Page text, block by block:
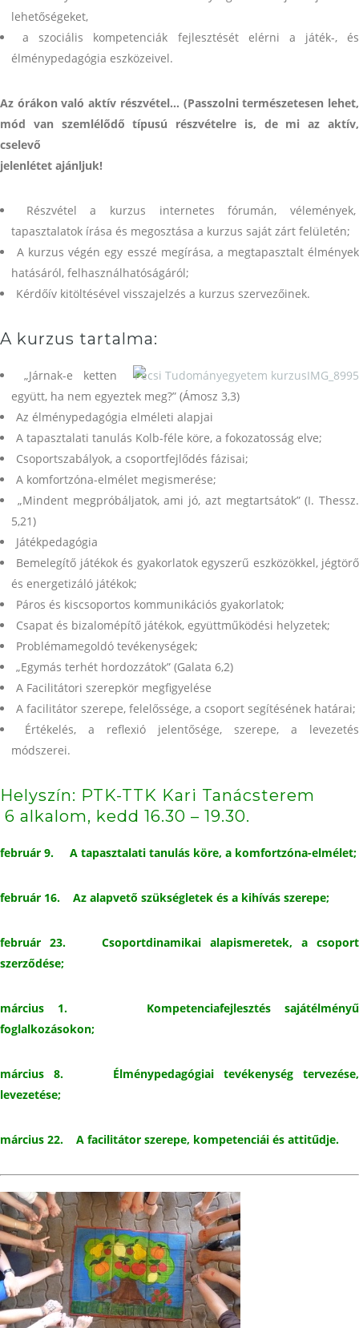
lehetőségeket,
a szociális kompetenciák fejlesztését elérni a játék-, és
élménypedagógia eszközeivel.
Az órákon való aktív részvétel… (Passzolni természetesen lehet,
mód van szemlélődő típusú részvételre is, de mi az aktív,
cselevő
jelenlétet ajánljuk!
Részvétel a kurzus internetes fórumán, vélemények,
tapasztalatok írása és megosztása a kurzus saját zárt felületén;
A kurzus végén egy esszé megírása, a megtapasztalt élmények
hatásáról, felhasználhatóságáról;
Kérdőív kitöltésével visszajelzés a kurzus szervezőinek.
A kurzus tartalma:
„Járnak-e ketten
együtt, ha nem egyeztek meg?” (Ámosz 3,3)
Az élménypedagógia elméleti alapjai
A tapasztalati tanulás Kolb-féle köre, a fokozatosság elve;
Csoportszabályok, a csoportfejlődés fázisai;
A komfortzóna-elmélet megismerése;
„Mindent megpróbáljatok, ami jó, azt megtartsátok” (I. Thessz.
5,21)
Játékpedagógia
Bemelegítő játékok és gyakorlatok egyszerű eszközökkel, jégtörő
és energetizáló játékok;
Páros és kiscsoportos kommunikációs gyakorlatok;
Csapat és bizalomépítő játékok, együttműködési helyzetek;
Problémamegoldó tevékenységek;
„Egymás terhét hordozzátok” (Galata 6,2)
A Facilitátori szerepkör megfigyelése
A facilitátor szerepe, felelőssége, a csoport segítésének határai;
Értékelés, a reflexió jelentősége, szerepe, a levezetés
módszerei.
Helyszín: PTK-TTK Kari Tanácsterem
6 alkalom, kedd 16.30 – 19.30.
február 9. A tapasztalati tanulás köre, a komfortzóna-elmélet;
február 16. Az alapvető szükségletek és a kihívás szerepe;
február 23. Csoportdinamikai alapismeretek, a csoport
szerződése;
március 1. Kompetenciafejlesztés sajátélményű
foglalkozásokon;
március 8. Élménypedagógiai tevékenység tervezése,
levezetése;
március 22. A facilitátor szerepe, kompetenciái és attitűdje.